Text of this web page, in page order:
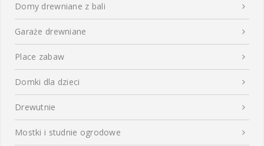
Domy drewniane z bali
Garaże drewniane
Place zabaw
Domki dla dzieci
Drewutnie
Mostki i studnie ogrodowe